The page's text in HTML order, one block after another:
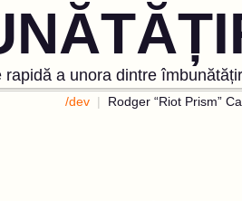
rapidă a unora dintre
/dev Rodger “Riot Prism”